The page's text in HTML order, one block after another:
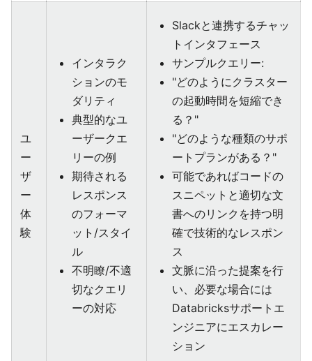
ユ
ー
ザ
ー
体
験
インタラク
ションのモ
ダリティ
典型的なユ
ーザークエ
リーの例
期待される
レスポンス
のフォーマ
ット/スタイ
ル
不明瞭/不適
切なクエリ
ーの対応
Slackと連携するチャッ
トインタフェース
サンプルクエリー:
"どのようにクラスター
の起動時間を短縮でき
る？"
"どのような種類のサポ
ートプランがある？"
可能であればコードの
スニペットと適切な文
書へのリンクを持つ明
確で技術的なレスポン
ス
文脈に沿った提案を行
い、必要な場合には
Databricksサポートエ
ンジニアにエスカレー
ション